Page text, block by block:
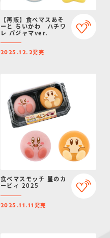
【再販】食べマスあそ
ーと ちいかわ ハチワ
レ パジャマver.
2025.12.2発売
食べマスモッチ 星のカ
ービィ 2025
2025.11.11 発売